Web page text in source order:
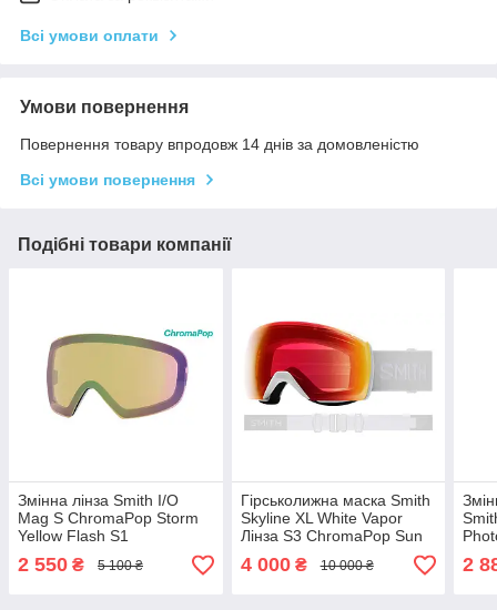
Всі умови оплати
Умови повернення
Повернення товару впродовж 14 днів за домовленістю
Всі умови повернення
Подібні товари компанії
Змінна лінза Smith I/O
Mag S ChromaPop Storm
Yellow Flash S1
2 550 ₴ 5 100 ₴
Гірськолижна маска Smith
Skyline XL White Vapor
Лінза S3 ChromaPop Sun
Red Mirror
4 000₴ 10 000 ₴
S1-
2